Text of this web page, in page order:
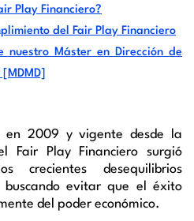
Play Financiero?
del Fair Play Financiero
nuestro Máster en Dirección de
en 2009 y vigente desde la
Fair Play Financiero surgió
crecientes desequilibrios
buscando evitar que el éxito
del poder económico.